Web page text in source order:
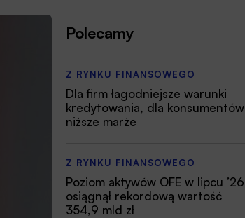
Polecamy
Z RYNKU FINANSOWEGO
Dla firm łagodniejsze warunki
kredytowania, dla konsumentów
niższe marże
Z RYNKU FINANSOWEGO
Poziom aktywów OFE w lipcu ’26
osiągnął rekordową wartość
354,9 mld zł